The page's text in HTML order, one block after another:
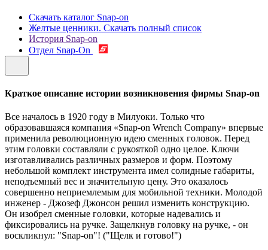
Скачать каталог Snap-on
Желтые ценники. Скачать полный список
История Snap-on
Отдел Snap-On
Краткое описание истории возникновения фирмы Snap-on
Все началось в 1920 году в Милуоки. Только что
образовавшаяся компания «Snap-on Wrench Company» впервые
применила революционную идею сменных головок. Перед
этим головки составляли с рукояткой одно целое. Ключи
изготавливались различных размеров и форм. Поэтому
небольшой комплект инструмента имел солидные габариты,
неподъемный вес и значительную цену. Это оказалось
совершенно неприемлемым для мобильной техники. Молодой
инженер - Джозеф Джонсон решил изменить конструкцию.
Он изобрел сменные головки, которые надевались и
фиксировались на ручке. Защелкнув головку на ручке, - он
воскликнул: "Snap-on"! ("Щелк и готово!")